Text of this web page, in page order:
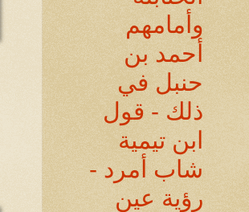
وأمامهم
أحمد بن
حنبل في
ذلك - قول
ابن تيمية
شاب أمرد -
رؤية عين